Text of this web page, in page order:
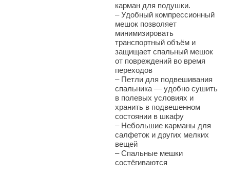
карман для подушки.
– Удобный компрессионный
мешок позволяет
минимизировать
транспортный объём и
защищает спальный мешок
от повреждений во время
переходов
– Петли для подвешивания
спальника — удобно сушить
в полевых условиях и
хранить в подвешенном
состоянии в шкафу
– Небольшие карманы для
салфеток и других мелких
вещей
– Спальные мешки
состёгиваются